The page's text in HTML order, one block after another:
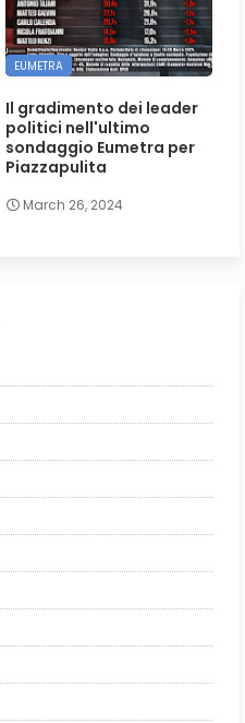
EUMETRA
Il gradimento dei leader
politici nell'ultimo
sondaggio Eumetra per
Piazzapulita
March 26, 2024